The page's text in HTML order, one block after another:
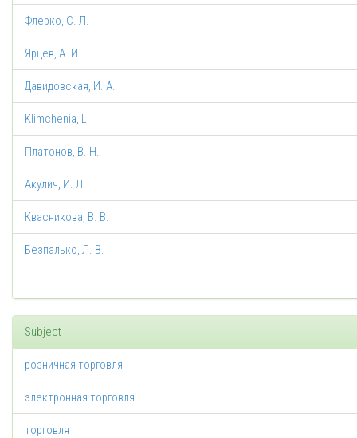
Флерко, С. Л.
Ярцев, А. И.
Давидовская, И. А.
Klimchenia, L.
Платонов, В. Н.
Акулич, И. Л.
Квасникова, В. В.
Безпалько, Л. В.
Subject
розничная торговля
электронная торговля
торговля